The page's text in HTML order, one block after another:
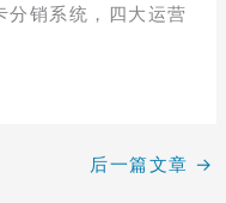
分销系统，四大运营
后一篇文章 →